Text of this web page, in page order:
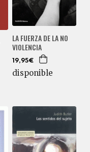
LA FUERZA DE LA NO
VIOLENCIA
19,95€
disponible